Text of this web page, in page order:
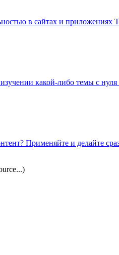
в сайтах и приложениях
какой-либо темы с нуля
Применяйте и делайте